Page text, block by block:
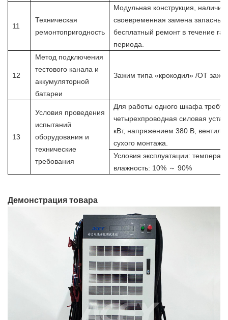
11
Техническая
ремонтопригодность
Модульная конструкция,
своевременная замена запасных
бесплатный ремонт в течение
периода.
12
Метод подключения
тестового канала и
аккумуляторной
батареи
Зажим типа «крокодил» /OT
13
Условия проведения
испытаний
оборудования и
технические
требования
Для работы одного шкафа
четырехпроводная силовая
кВт, напряжением 380 В,
сухого монтажа.
Условия эксплуатации:
влажность: 10% ～ 90%
Демонстрация товара